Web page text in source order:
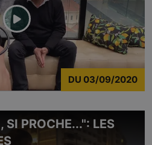
DU 03/09/2020
SI PROCHE...": LES